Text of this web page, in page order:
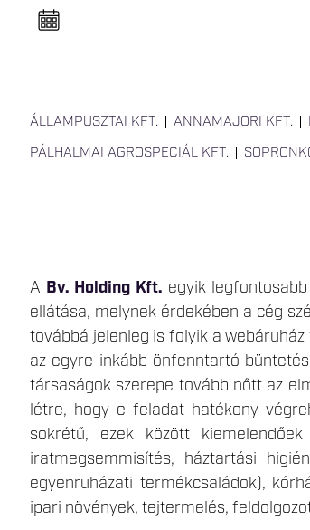
e
l
a
ÁLLAMPUSZTAI KFT. ANNAMAJORI KFT.
PÁLHALMAI AGROSPECIÁL KFT.
A Bv. Holding Kft. egyik
ellátása, melynek érdekében a cég
továbbá jelenleg is folyik a
az egyre inkább önfenntartó
társaságok szerepe tovább nőtt az
létre, hogy e feladat hatékony
sokrétű, ezek között
iratmegsemmisítés, háztartási
egyenruházati termékcsaládok),
ipari növények, tejtermelés,